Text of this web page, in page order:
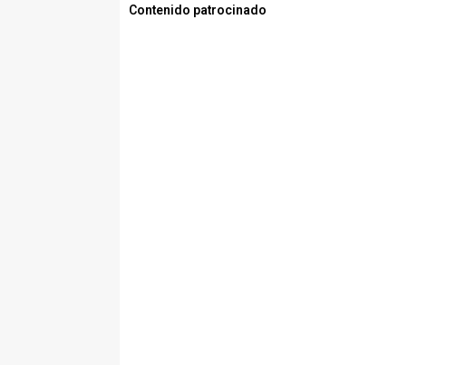
Contenido patrocinado